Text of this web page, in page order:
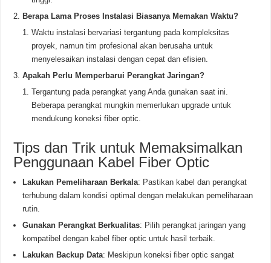
Berapa Lama Proses Instalasi Biasanya Memakan Waktu?
Waktu instalasi bervariasi tergantung pada kompleksitas
proyek, namun tim profesional akan berusaha untuk
menyelesaikan instalasi dengan cepat dan efisien.
Apakah Perlu Memperbarui Perangkat Jaringan?
Tergantung pada perangkat yang Anda gunakan saat ini.
Beberapa perangkat mungkin memerlukan upgrade untuk
mendukung koneksi fiber optic.
Tips dan Trik untuk Memaksimalkan
Penggunaan Kabel Fiber Optic
Lakukan Pemeliharaan Berkala: Pastikan kabel dan perangkat
terhubung dalam kondisi optimal dengan melakukan pemeliharaan
rutin.
Gunakan Perangkat Berkualitas: Pilih perangkat jaringan yang
kompatibel dengan kabel fiber optic untuk hasil terbaik.
Lakukan Backup Data: Meskipun koneksi fiber optic sangat